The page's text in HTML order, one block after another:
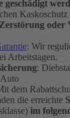
geschädigt
Kaskoschutz
oder
: Wir
Arbeitstagen.
:
dem
die erreichte
im